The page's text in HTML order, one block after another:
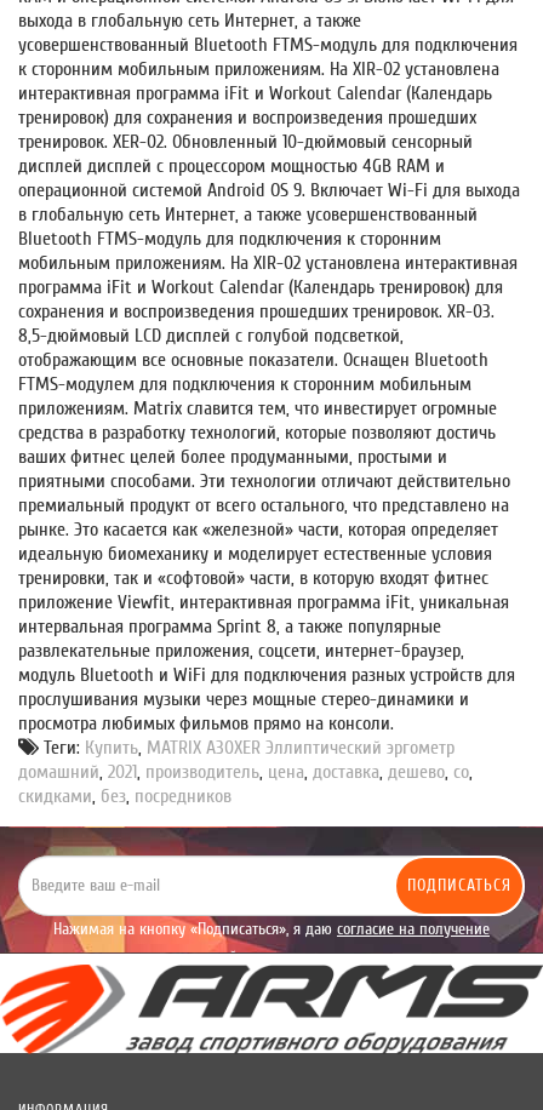
выхода в глобальную сеть Интернет, а также
усовершенствованный Bluetooth FTMS-модуль для подключения
к сторонним мобильным приложениям. На XIR-02 установлена
интерактивная программа iFit и Workout Calendar (Календарь
тренировок) для сохранения и воспроизведения прошедших
тренировок. XER-02. Обновленный 10-дюймовый сенсорный
дисплей дисплей с процессором мощностью 4GB RAM и
операционной системой Android OS 9. Включает Wi-Fi для выхода
в глобальную сеть Интернет, а также усовершенствованный
Bluetooth FTMS-модуль для подключения к сторонним
мобильным приложениям. На XIR-02 установлена интерактивная
программа iFit и Workout Calendar (Календарь тренировок) для
сохранения и воспроизведения прошедших тренировок. XR-03.
8,5-дюймовый LCD дисплей с голубой подсветкой,
отображающим все основные показатели. Оснащен Bluetooth
FTMS-модулем для подключения к сторонним мобильным
приложениям. Matrix славится тем, что инвестирует огромные
средства в разработку технологий, которые позволяют достичь
ваших фитнес целей более продуманными, простыми и
приятными способами. Эти технологии отличают действительно
премиальный продукт от всего остального, что представлено на
рынке. Это касается как «железной» части, которая определяет
идеальную биомеханику и моделирует естественные условия
тренировки, так и «софтовой» части, в которую входят фитнес
приложение Viewfit, интерактивная программа iFit, уникальная
интервальная программа Sprint 8, а также популярные
развлекательные приложения, соцсети, интернет-браузер,
модуль Bluetooth и WiFi для подключения разных устройств для
прослушивания музыки через мощные стерео-динамики и
просмотра любимых фильмов прямо на консоли.
Теги: Купить, MATRIX A30XER Эллиптический эргометр
домашний, 2021, производитель, цена, доставка, дешево, со,
скидками, без, посредников
ПОДПИСАТЬСЯ
Нажимая на кнопку «Подписаться», я даю согласие на получение
уведомлений рекламного характера.